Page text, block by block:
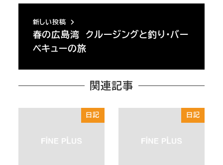
新しい投稿
春の広島湾 クルージングと釣り・バー
ベキューの旅
関連記事
日記 日記